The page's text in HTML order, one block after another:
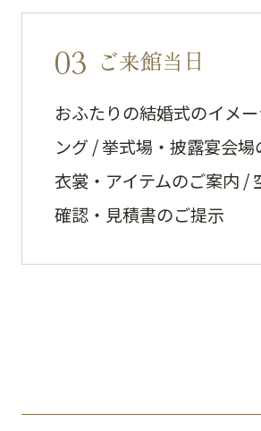
03 ご来館当日
おふたりの結婚式のイメ
ング / 挙式場・披露宴会
衣裳・アイテムのご案内 /
確認・見積書のご提示